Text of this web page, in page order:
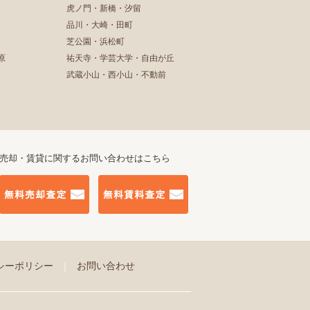
虎ノ門・新橋・汐留
品川・大崎・田町
芝公園・浜松町
祐天寺・学芸大学・自由が丘
武蔵小山・西小山・不動前
売却・賃貸に関するお問い合わせはこちら
ーポリシー お問い合わせ